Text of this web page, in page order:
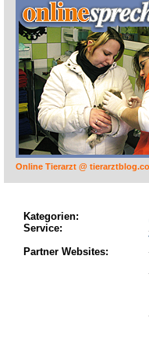
Online Tierarzt @
Kategorien:
Service:
Partner Websites: